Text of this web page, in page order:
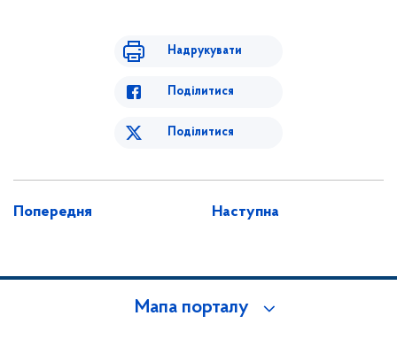
Надрукувати
Поділитися
Поділитися
Попередня Наступна
Мапа порталу